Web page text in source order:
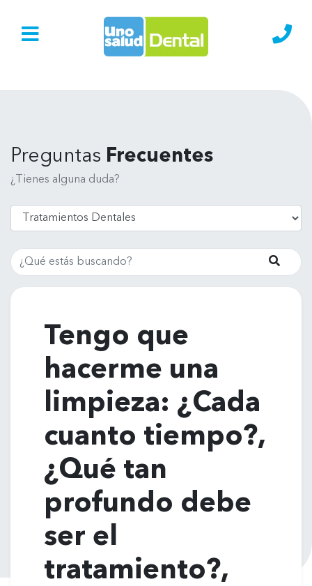
Preguntas Frecuentes
¿Tienes alguna duda?
Buscar Buscar
Tengo que
hacerme una
limpieza: ¿Cada
cuanto tiempo?,
¿Qué tan
profundo debe
ser el
tratamiento?,